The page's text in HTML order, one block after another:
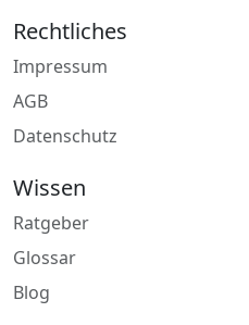
Rechtliches
Impressum
AGB
Datenschutz
Wissen
Ratgeber
Glossar
Blog